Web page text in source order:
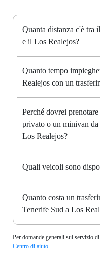
Quanta distanza c'è tra
e il Los Realejos?
Quanto tempo
Realejos con un
Perché dovrei
privato o un minivan
Los Realejos?
Quali veicoli sono
Quanto costa un
Tenerife Sud a Los
Per domande generali sul servizio
Centro di aiuto